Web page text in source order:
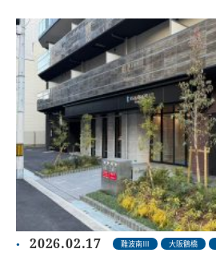
2026.02.17 難波南Ⅲ 大阪鶴橋